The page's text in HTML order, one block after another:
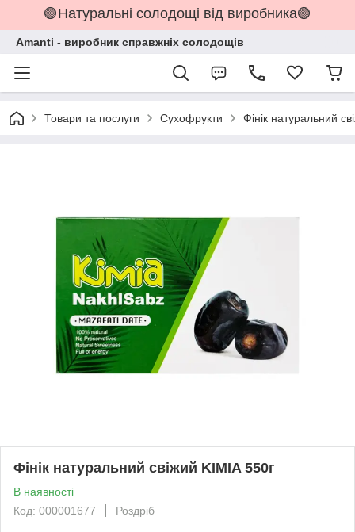
🟢Натуральні солодощі від виробника🟢
Amanti - виробник справжніх солодощів
Товари та послуги Сухофрукти Фінік натуральний
Фінік натуральний свіжий KIMIA 550г
В наявності
Код: 000001677
Роздріб